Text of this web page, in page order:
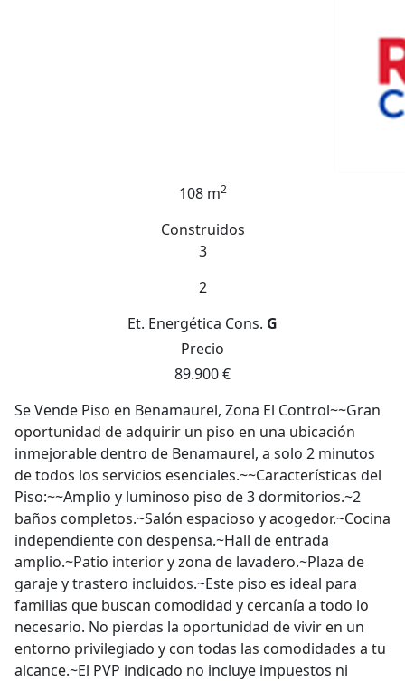
108 m2
Construidos
3
2
Et. Energética Cons. G
Precio
89.900 €
Se Vende Piso en Benamaurel, Zona El Control~~Gran
oportunidad de adquirir un piso en una ubicación
inmejorable dentro de Benamaurel, a solo 2 minutos
de todos los servicios esenciales.~~Características del
Piso:~~Amplio y luminoso piso de 3 dormitorios.~2
baños completos.~Salón espacioso y acogedor.~Cocina
independiente con despensa.~Hall de entrada
amplio.~Patio interior y zona de lavadero.~Plaza de
garaje y trastero incluidos.~Este piso es ideal para
familias que buscan comodidad y cercanía a todo lo
necesario. No pierdas la oportunidad de vivir en un
entorno privilegiado y con todas las comodidades a tu
alcance.~El PVP indicado no incluye impuestos ni